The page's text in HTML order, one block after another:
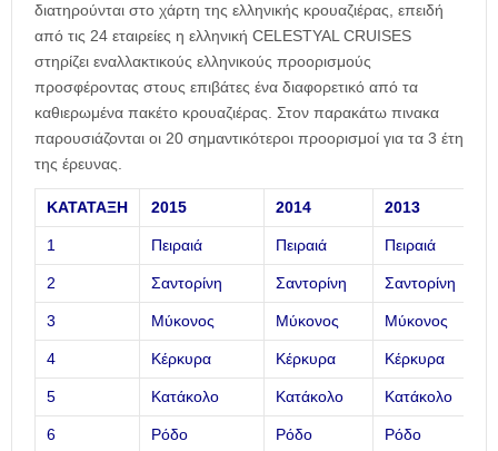
διατηρούνται στο χάρτη της ελληνικής κρουαζιέρας, επειδή
από τις 24 εταιρείες η ελληνική CELESTYAL CRUISES
στηρίζει εναλλακτικούς ελληνικούς προορισμούς
προσφέροντας στους επιβάτες ένα διαφορετικό από τα
καθιερωμένα πακέτο κρουαζιέρας. Στον παρακάτω πινακα
παρουσιάζονται οι 20 σημαντικότεροι προορισμοί για τα 3 έτη
της έρευνας.
ΚΑΤΑΤΑΞΗ 2015 2014 2013
1 Πειραιά Πειραιά Πειραιά
2 Σαντορίνη Σαντορίνη Σαντορίνη
3 Μύκονος Μύκονος Μύκονος
4 Κέρκυρα Κέρκυρα Κέρκυρα
5 Κατάκολο Κατάκολο Κατάκολο
6 Ρόδο Ρόδο Ρόδο